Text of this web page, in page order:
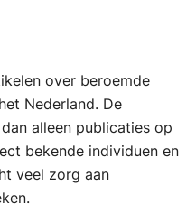
over beroemde
Nederland. De
alleen publicaties op
bekende individuen en
veel zorg aan